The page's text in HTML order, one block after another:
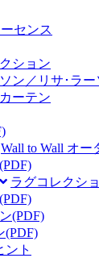
センス
ション
ン／リサ･ラー
ーテン
Wall to Wall オー
(PDF)
ラグコレクシ
(PDF)
(PDF)
(PDF)
ント